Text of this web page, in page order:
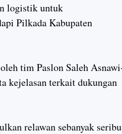
logistik untuk
Pilkada Kabupaten
tim Paslon Saleh
kejelasan terkait dukungan
relawan sebanyak seribu